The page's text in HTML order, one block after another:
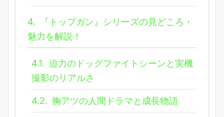
4.
『トップガン』シリーズの見どころ・
魅力を解説！
4.1. 迫力のドッグファイトシーンと実機
撮影のリアルさ
4.2. 胸アツの人間ドラマと成長物語